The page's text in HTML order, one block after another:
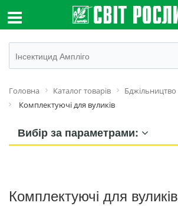
Головна Каталог товарів
Бджільництво
Комплектуючі для вуликів
Вибір за параметрами:
Комплектуючі для вуликів